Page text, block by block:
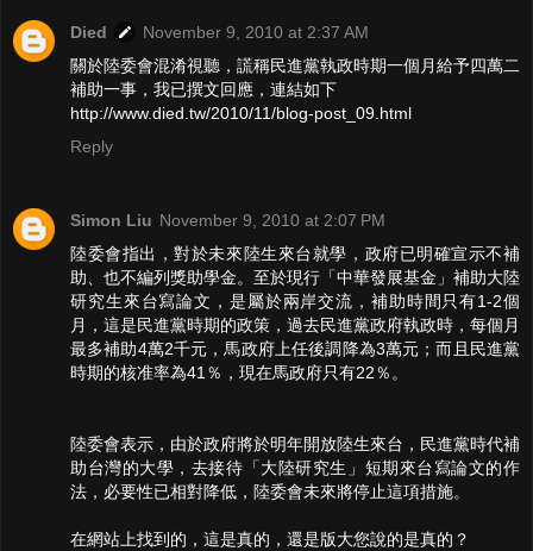
Died
November 9, 2010 at 2:37 AM
關於陸委會混淆視聽，謊稱民進黨執政時期一個月給予四萬二
補助一事，我已撰文回應，連結如下
http://www.died.tw/2010/11/blog-post_09.html
Reply
Simon Liu November 9, 2010 at 2:07 PM
陸委會指出，對於未來陸生來台就學，政府已明確宣示不補
助、也不編列獎助學金。至於現行「中華發展基金」補助大陸
研究生來台寫論文，是屬於兩岸交流，補助時間只有1-2個
月，這是民進黨時期的政策，過去民進黨政府執政時，每個月
最多補助4萬2千元，馬政府上任後調降為3萬元；而且民進黨
時期的核准率為41％，現在馬政府只有22％。
陸委會表示，由於政府將於明年開放陸生來台，民進黨時代補
助台灣的大學，去接待「大陸研究生」短期來台寫論文的作
法，必要性已相對降低，陸委會未來將停止這項措施。
在網站上找到的，這是真的，還是版大您說的是真的？